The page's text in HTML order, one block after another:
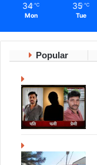
34 ℃
Mon
35 ℃
Tue
Popular